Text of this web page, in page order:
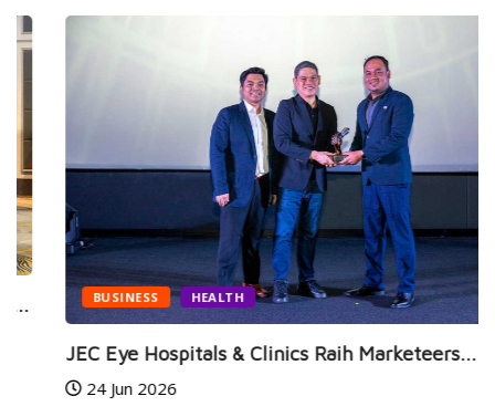
BUSINESS HEALTH
JEC Eye Hospitals & Clinics Raih Marketeers...
24 Jun 2026